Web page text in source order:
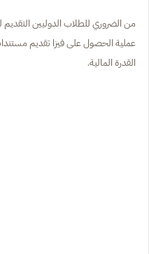
من الضروري للطلاب الدوليين
عملية الحصول على فيزا تقديم
القدرة المالية.